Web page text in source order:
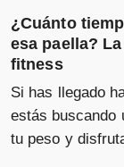
¿Cuánto
esa paella?
fitness
Si has llegado
estás buscando
tu peso y